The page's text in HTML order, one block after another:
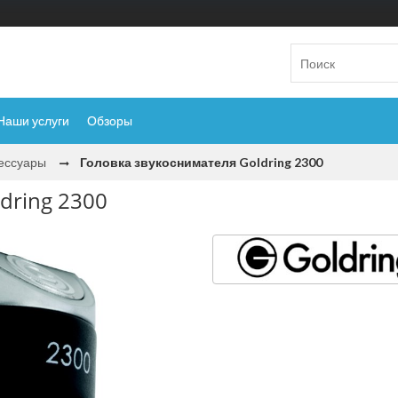
услуги Обзоры
Головка звукоснимателя Goldring 2300
2300